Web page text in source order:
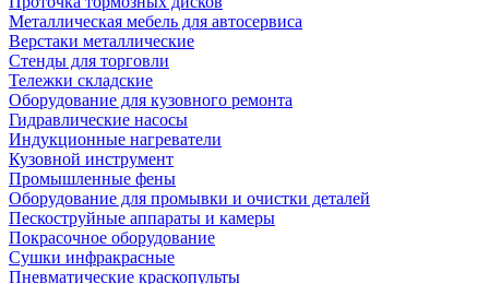
Металлическая мебель для автосервиса
Верстаки металлические
Стенды для торговли
Тележки складские
Оборудование для кузовного ремонта
Гидравлические насосы
Индукционные нагреватели
Кузовной инструмент
Промышленные фены
Оборудование для промывки и очистки деталей
Пескоструйные аппараты и камеры
Покрасочное оборудование
Сушки инфракрасные
Пневматические краскопульты